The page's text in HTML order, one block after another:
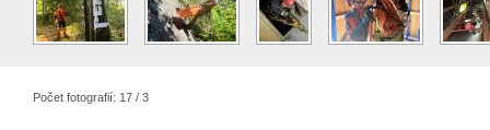
Počet fotografií: 17 / 3